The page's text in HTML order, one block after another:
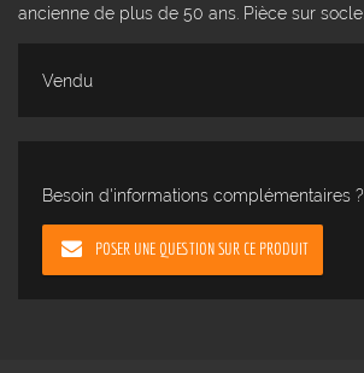
ancienne de plus de 50 ans. Pièce sur socle.
Vendu
Besoin d'informations complémentaires ?
POSER UNE QUESTION SUR CE PRODUIT